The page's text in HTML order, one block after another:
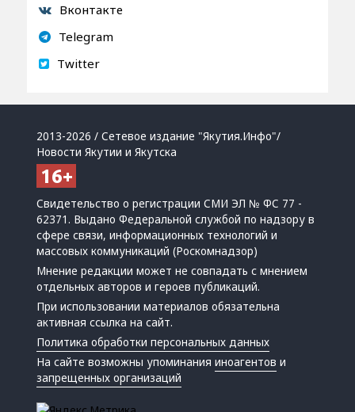
Вконтакте
Telegram
Twitter
2013-2026 / Сетевое издание "Якутия.Инфо"/
Новости Якутии и Якутска
Свидетельство о регистрации СМИ ЭЛ № ФС 77 -
62371. Выдано Федеральной службой по надзору в
сфере связи, информационных технологий и
массовых коммуникаций (Роскомнадзор)
Мнение редакции может не совпадать с мнением
отдельных авторов и героев публикаций.
При использовании материалов обязательна
активная ссылка на сайт.
Политика обработки персональных данных
На сайте возможны упоминанияиноагентов и
запрещенных организаций